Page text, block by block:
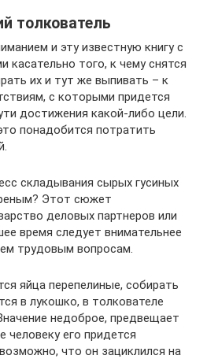
толкователь
и эту известную книгу с
касательно того, к чему снятся
их и тут же выпивать – к
с которыми придется
достижения какой-либо цели.
понадобится потратить
складывания сырых гусиных
Этот сюжет
деловых партнеров или
время следует внимательнее
трудовым вопросам.
яйца перепелиные, собирать
в лукошко, в толкователе
недоброе, предвещает
человеку его придется
что он зациклился на